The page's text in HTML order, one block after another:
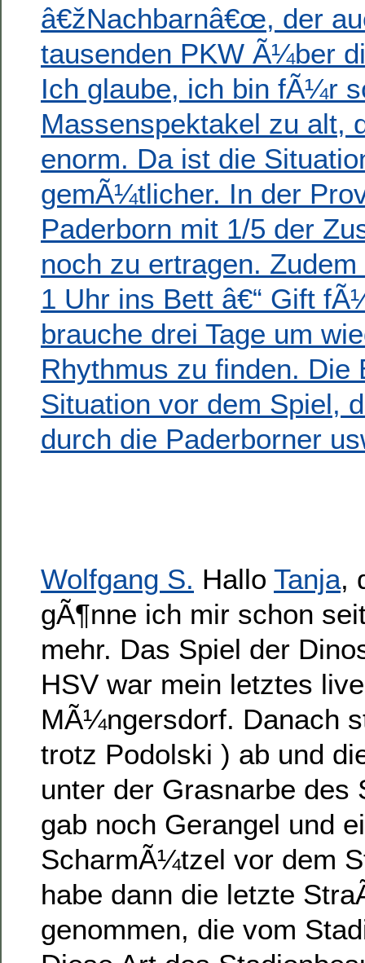
â€žNachbarnâ€œ, der
tausenden PKW Ã¼ber
Ich glaube, ich bin fÃ¼r
Massenspektakel zu alt,
enorm. Da ist die
gemÃ¼tlicher. In der
Paderborn mit 1/5 der
noch zu ertragen.
1 Uhr ins Bett â€“ Gift
brauche drei Tage um
Rhythmus zu finden. Die
Situation vor dem Spiel,
durch die Paderborner
Wolfgang S. Hallo Tanja,
gÃ¶nne ich mir schon
mehr. Das Spiel der
HSV war mein letztes
MÃ¼ngersdorf. Danach
trotz Podolski ) ab und
unter der Grasnarbe des
gab noch Gerangel und
ScharmÃ¼tzel vor dem
habe dann die letzte
genommen, die vom